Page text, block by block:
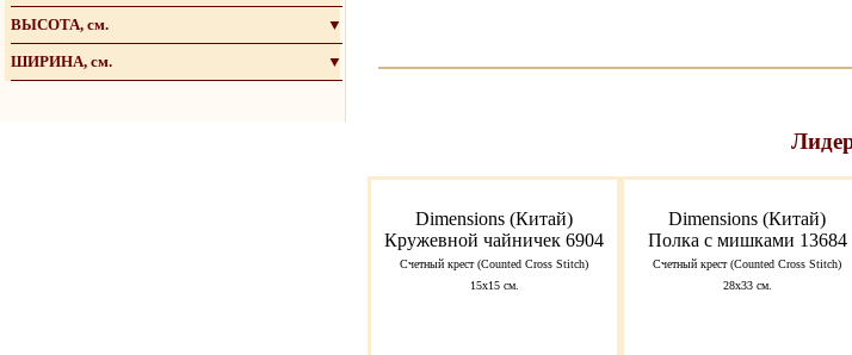
ВЫСОТА, см. ▼
ШИРИНА, см. ▼
Dimensions (Китай)
Кружевной чайничек 6904
Счетный крест (Counted Cross Stitch)
15x15 см.
Dimensions (Китай)
Полка с мишками 13684
Счетный крест (Counted Cross Stitch)
28x33 см.